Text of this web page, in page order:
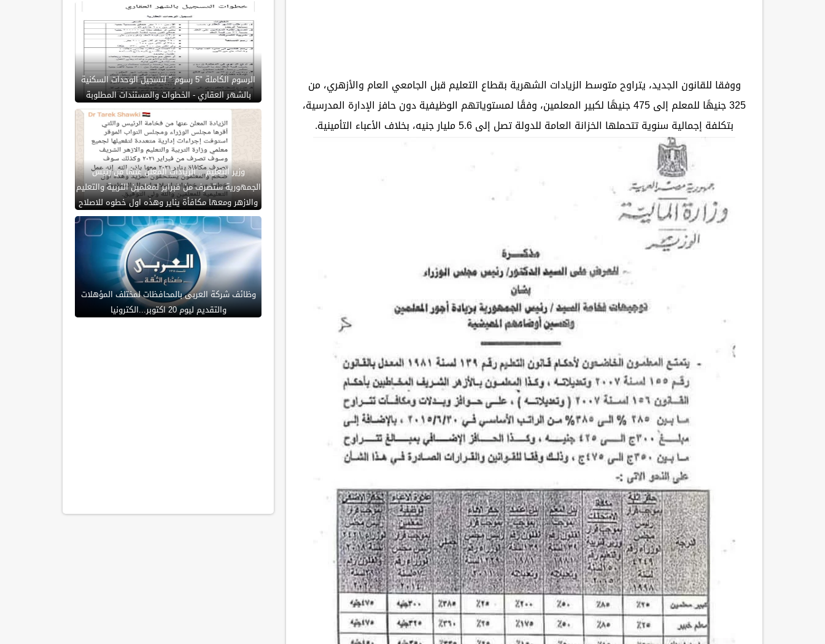
ووفقا للقانون الجديد، يتراوح متوسط الزيادات الشهرية بقطاع التعليم قبل الجامعي العام والأزهري، من
325 جنيهًا للمعلم إلى 475 جنيهًا لكبير المعلمين، وفقًا لمستوياتهم الوظيفية دون حافز الإدارة المدرسية،
بتكلفة إجمالية سنوية تتحملها الخزانة العامة للدولة تصل إلى 5.6 مليار جنيه، بخلاف الأعباء التأمينية.
الرسوم الكاملة "5 رسوم " لتسجيل الوحدات السكنية
بالشهر العقاري - الخطوات والمستندات المطلوبة
وزير التعليم .. الزيادات المعلن عنها من رئيس
الجمهورية ستصرف من فبراير لمعلمين التربية والتعليم
والازهر ومعها مكافأة يناير وهذه اول خطوه للاصلاح
وظائف شركة العربى بالمحافظات لمختلف المؤهلات
والتقديم ليوم 20 اكتوبر...الكترونيا